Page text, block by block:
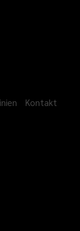
Kontakt